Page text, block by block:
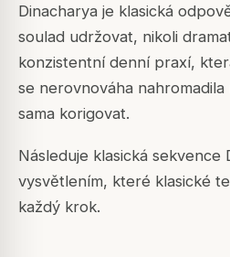
Dinacharya je klasická
soulad udržovat, nikoli
konzistentní denní praxí,
se nerovnováha
sama korigovat.
Následuje klasická sekvence
vysvětlením, které klasické
každý krok.